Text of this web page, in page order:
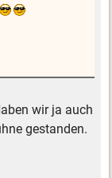
wir ja auch
gestanden.